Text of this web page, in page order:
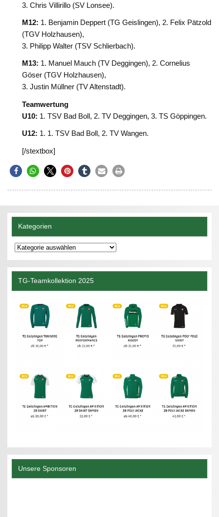
3. Chris Villirillo (SV Lonsee).
M12: 1. Benjamin Deppert (TG Geislingen), 2. Felix Pätzold
(TGV Holzhausen),
3. Philipp Walter (TSV Schlierbach).
M13: 1. Manuel Mauch (TV Deggingen), 2. Cornelius
Göser (TGV Holzhausen),
3. Justin Müllner (TV Altenstadt).
Teamwertung
U10: 1. TSV Bad Boll, 2. TV Deggingen, 3. TS Göppingen.
U12: 1. 1. TSV Bad Boll, 2. TV Wangen.
[/stextbox]
Kategorien
Kategorien
TG-Teamkollektion 2025
Unsere Sponsoren